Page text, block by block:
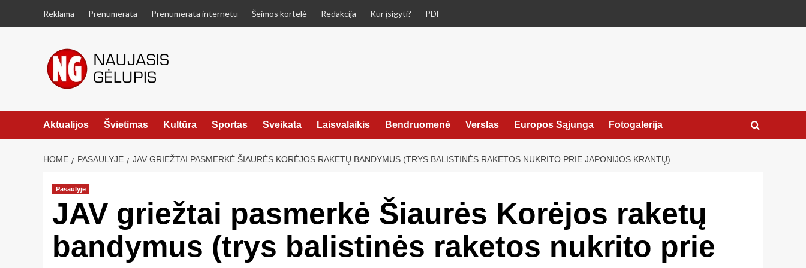
Reklama Prenumerata Prenumerata internetu Šeimos kortelė Redakcija Kur įsigyti? PDF
Aktualijos Švietimas Kultūra Sportas Sveikata Laisvalaikis Bendruomenė Verslas Europos Sąjunga Fotogalerija
HOME PASAULYJE JAV GRIEŽTAI PASMERKĖ ŠIAURĖS KORĖJOS RAKETŲ BANDYMUS (TRYS BALISTINĖS RAKETOS NUKRITO PRIE JAPONIJOS KRANTŲ)
Pasaulyje
JAV griežtai pasmerkė Šiaurės Korėjos raketų
bandymus (trys balistinės raketos nukrito prie